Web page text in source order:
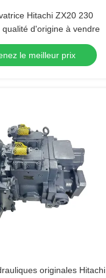
Hitachi ZX20 230
d'origine à vendre
le meilleur prix
originales Hitachi